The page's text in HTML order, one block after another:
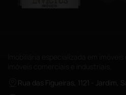
Rua das Figueiras, 1121 -